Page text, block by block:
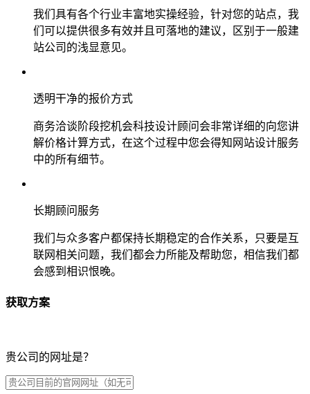
我们具有各个行业丰富地实操经验，针对您的站点，我
们可以提供很多有效并且可落地的建议，区别于一般建
站公司的浅显意见。
透明干净的报价方式
商务洽谈阶段挖机会科技设计顾问会非常详细的向您讲
解价格计算方式，在这个过程中您会得知网站设计服务
中的所有细节。
长期顾问服务
我们与众多客户都保持长期稳定的合作关系，只要是互
联网相关问题，我们都会力所能及帮助您，相信我们都
会感到相识恨晚。
获取方案
贵公司的网址是？